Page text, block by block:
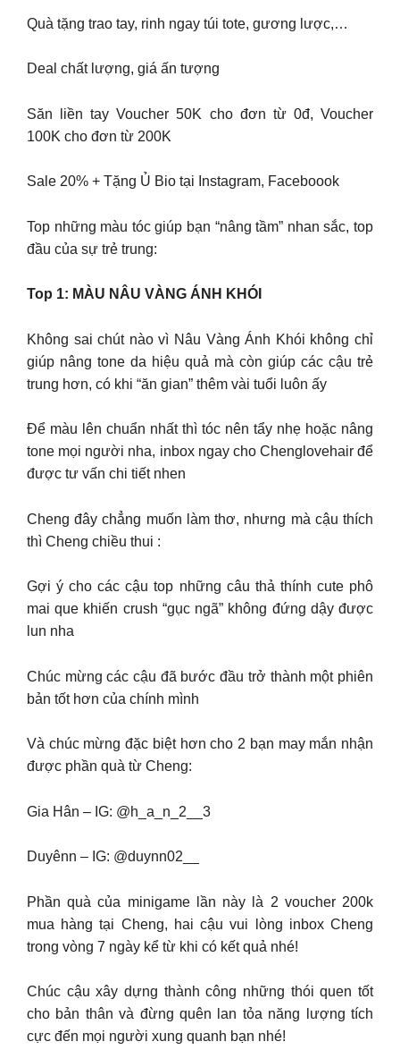
Quà tặng trao tay, rinh ngay túi tote, gương lược,…
Deal chất lượng, giá ấn tượng
Săn liền tay Voucher 50K cho đơn từ 0đ, Voucher
100K cho đơn từ 200K
Sale 20% + Tặng Ủ Bio tại Instagram, Faceboook
Top những màu tóc giúp bạn “nâng tầm” nhan sắc, top
đầu của sự trẻ trung:
Top 1: MÀU NÂU VÀNG ÁNH KHÓI
Không sai chút nào vì Nâu Vàng Ánh Khói không chỉ
giúp nâng tone da hiệu quả mà còn giúp các cậu trẻ
trung hơn, có khi “ăn gian” thêm vài tuổi luôn ấy
Để màu lên chuẩn nhất thì tóc nên tẩy nhẹ hoặc nâng
tone mọi người nha, inbox ngay cho Chenglovehair để
được tư vấn chi tiết nhen
Cheng đây chẳng muốn làm thơ, nhưng mà cậu thích
thì Cheng chiều thui :
Gợi ý cho các cậu top những câu thả thính cute phô
mai que khiến crush “gục ngã” không đứng dậy được
lun nha
Chúc mừng các cậu đã bước đầu trở thành một phiên
bản tốt hơn của chính mình
Và chúc mừng đặc biệt hơn cho 2 bạn may mắn nhận
được phần quà từ Cheng:
Gia Hân – IG: @h_a_n_2__3
Duyênn – IG: @duynn02__
Phần quà của minigame lần này là 2 voucher 200k
mua hàng tại Cheng, hai cậu vui lòng inbox Cheng
trong vòng 7 ngày kể từ khi có kết quả nhé!
Chúc cậu xây dựng thành công những thói quen tốt
cho bản thân và đừng quên lan tỏa năng lượng tích
cực đến mọi người xung quanh bạn nhé!